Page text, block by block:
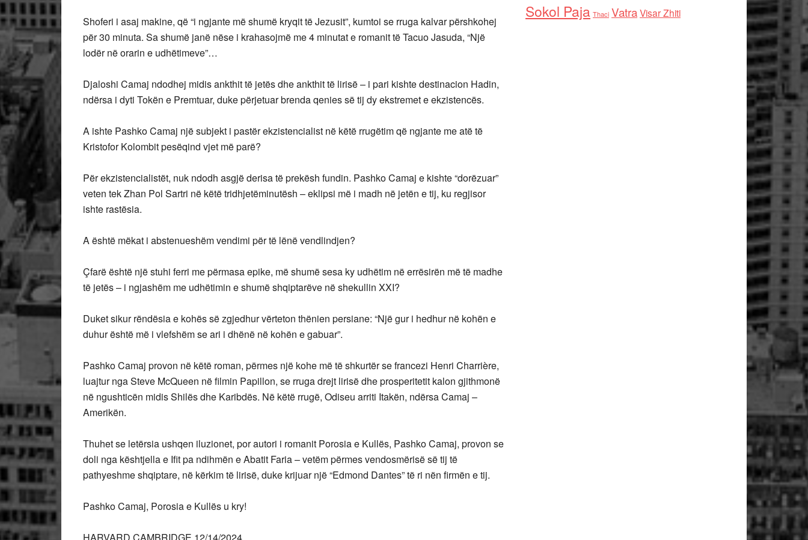
Shoferi i asaj makine, që “i ngjante më shumë kryqit të Jezusit”, kumtoi se rruga kalvar përshkohej
për 30 minuta. Sa shumë janë nëse i krahasojmë me 4 minutat e romanit të Tacuo Jasuda, “Një
lodër në orarin e udhëtimeve”…
Djaloshi Camaj ndodhej midis ankthit të jetës dhe ankthit të lirisë – i pari kishte destinacion Hadin,
ndërsa i dyti Tokën e Premtuar, duke përjetuar brenda qenies së tij dy ekstremet e ekzistencës.
A ishte Pashko Camaj një subjekt i pastër ekzistencialist në këtë rrugëtim që ngjante me atë të
Kristofor Kolombit pesëqind vjet më parë?
Për ekzistencialistët, nuk ndodh asgjë derisa të prekësh fundin. Pashko Camaj e kishte “dorëzuar”
veten tek Zhan Pol Sartri në këtë tridhjetëminutësh – eklipsi më i madh në jetën e tij, ku regjisor
ishte rastësia.
A është mëkat i abstenueshëm vendimi për të lënë vendlindjen?
Çfarë është një stuhi ferri me përmasa epike, më shumë sesa ky udhëtim në errësirën më të madhe
të jetës – i ngjashëm me udhëtimin e shumë shqiptarëve në shekullin XXI?
Duket sikur rëndësia e kohës së zgjedhur vërteton thënien persiane: “Një gur i hedhur në kohën e
duhur është më i vlefshëm se ari i dhënë në kohën e gabuar”.
Pashko Camaj provon në këtë roman, përmes një kohe më të shkurtër se francezi Henri Charrière,
luajtur nga Steve McQueen në filmin Papillon, se rruga drejt lirisë dhe prosperitetit kalon gjithmonë
në ngushticën midis Shilës dhe Karibdës. Në këtë rrugë, Odiseu arriti Itakën, ndërsa Camaj –
Amerikën.
Thuhet se letërsia ushqen iluzionet, por autori i romanit Porosia e Kullës, Pashko Camaj, provon se
doli nga kështjella e Ifit pa ndihmën e Abatit Faria – vetëm përmes vendosmërisë së tij të
pathyeshme shqiptare, në kërkim të lirisë, duke krijuar një “Edmond Dantes” të ri nën firmën e tij.
Pashko Camaj, Porosia e Kullës u kry!
Sokol Paja Thaci VatraVisar Zhiti